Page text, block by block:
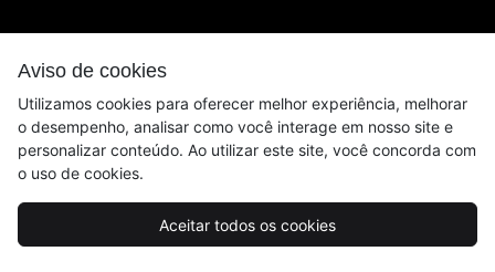
Aviso de cookies
Utilizamos cookies para oferecer melhor experiência, melhorar
o desempenho, analisar como você interage em nosso site e
personalizar conteúdo. Ao utilizar este site, você concorda com
o uso de cookies.
Aceitar todos os cookies